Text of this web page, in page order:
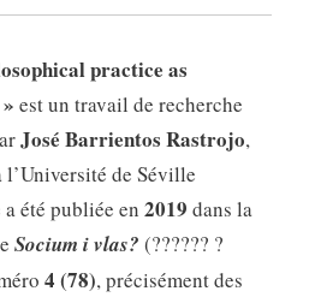
practice as
est un travail de recherche
José Barrientos Rastrojo,
de Séville
a été publiée en 2019 dans la
Socium i vlas? (?????? ?
4 (78), précisément des